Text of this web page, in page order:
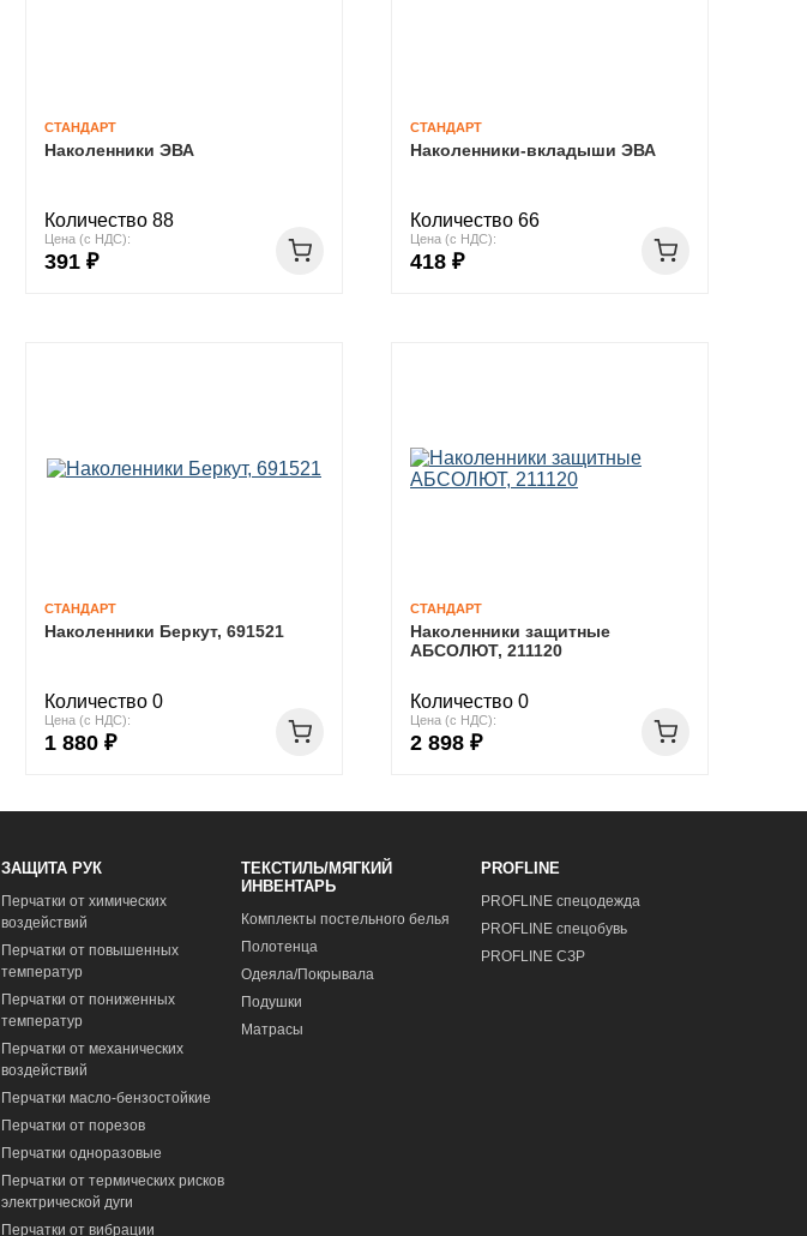
СТАНДАРТ
Наколенники ЭВА
Количество 88
Цена (с НДС):
391 ₽
СТАНДАРТ
Наколенники-вкладыши ЭВА
Количество 66
Цена (с НДС):
418 ₽
СТАНДАРТ
Наколенники Беркут, 691521
Количество 0
Цена (с НДС):
1 880 ₽
СТАНДАРТ
Наколенники защитные
АБСОЛЮТ, 211120
Количество 0
Цена (с НДС):
2 898 ₽
ЗАЩИТА РУК
Перчатки от химических
воздействий
Перчатки от повышенных
температур
Перчатки от пониженных
температур
Перчатки от механических
воздействий
Перчатки масло-бензостойкие
Перчатки от порезов
Перчатки одноразовые
Перчатки от термических рисков
электрической дуги
Перчатки от вибрации
ТЕКСТИЛЬ/МЯГКИЙ
ИНВЕНТАРЬ
Комплекты постельного белья
Полотенца
Одеяла/Покрывала
Подушки
Матрасы
PROFLINE
PROFLINE спецодежда
PROFLINE спецобувь
PROFLINE СЗР